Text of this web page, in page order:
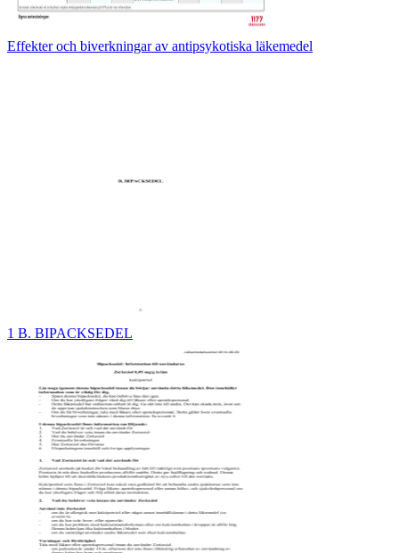
Effekter och biverkningar av antipsykotiska läkemedel
1 B. BIPACKSEDEL